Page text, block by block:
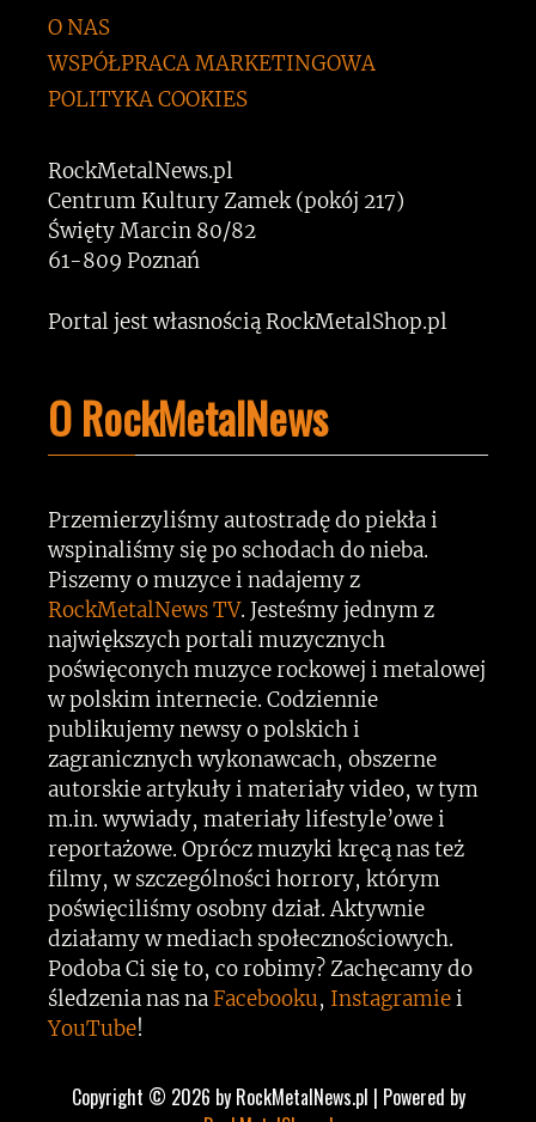
O NAS
WSPÓŁPRACA MARKETINGOWA
POLITYKA COOKIES
RockMetalNews.pl
Centrum Kultury Zamek (pokój 217)
Święty Marcin 80/82
61-809 Poznań
Portal jest własnością RockMetalShop.pl
O RockMetalNews
Przemierzyliśmy autostradę do piekła i
wspinaliśmy się po schodach do nieba.
Piszemy o muzyce i nadajemy z
RockMetalNews TV. Jesteśmy jednym z
największych portali muzycznych
poświęconych muzyce rockowej i metalowej
w polskim internecie. Codziennie
publikujemy newsy o polskich i
zagranicznych wykonawcach, obszerne
autorskie artykuły i materiały video, w tym
m.in. wywiady, materiały lifestyle’owe i
reportażowe. Oprócz muzyki kręcą nas też
filmy, w szczególności horrory, którym
poświęciliśmy osobny dział. Aktywnie
działamy w mediach społecznościowych.
Podoba Ci się to, co robimy? Zachęcamy do
śledzenia nas naFacebooku, Instagramiei
YouTube!
Copyright © 2026 by RockMetalNews.pl | Powered by